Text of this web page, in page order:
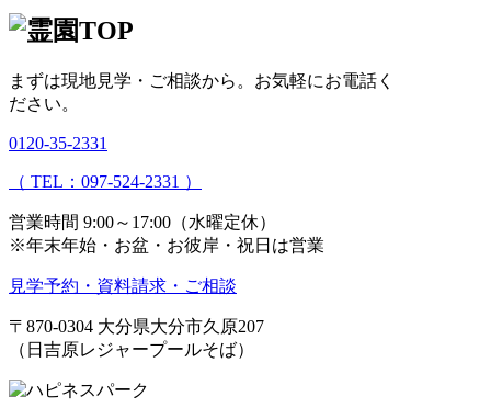
まずは現地見学・ご相談から。 お気軽にお電話く
ださい。
0120-35-2331
（ TEL：097-524-2331 ）
営業時間 9:00～17:00（水曜定休）
※年末年始・お盆・お彼岸・祝日は営業
見学予約・資料請求・ご相談
〒870-0304 大分県大分市久原207
（日吉原レジャープールそば）